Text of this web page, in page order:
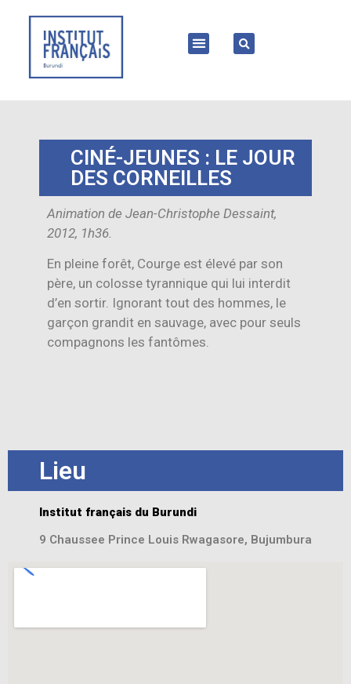
CINÉ-JEUNES : LE JOUR
DES CORNEILLES
Animation de Jean-Christophe Dessaint,
2012, 1h36.
En pleine forêt, Courge est élevé par son
père, un colosse tyrannique qui lui interdit
d’en sortir. Ignorant tout des hommes, le
garçon grandit en sauvage, avec pour seuls
compagnons les fantômes.
Lieu
Institut français du Burundi
9 Chaussee Prince Louis Rwagasore, Bujumbura